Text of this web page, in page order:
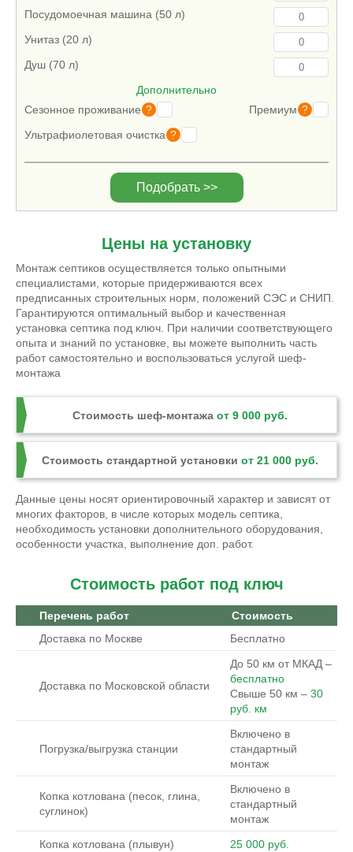
Посудомоечная машина (50 л)
Унитаз (20 л)
Душ (70 л)
Дополнительно
Сезонное проживание ? Премиум ?
Ультрафиолетовая очистка ?
Подобрать >>
Цены на установку
Монтаж септиков осуществляется только опытными
специалистами, которые придерживаются всех
предписанных строительных норм, положений СЭС и СНИП.
Гарантируются оптимальный выбор и качественная
установка септика под ключ. При наличии соответствующего
опыта и знаний по установке, вы можете выполнить часть
работ самостоятельно и воспользоваться услугой шеф-
монтажа
Стоимость шеф-монтажаот 9 000 руб.
Стоимость стандартной установки от 21 000 руб.
Данные цены носят ориентировочный характер и зависят от
многих факторов, в числе которых модель септика,
необходимость установки дополнительного оборудования,
особенности участка, выполнение доп. работ.
Стоимость работ под ключ
Перечень работ
Стоимость
Доставка по Москве
Бесплатно
Доставка по Московской области
До 50 км от МКАД –
бесплатно
Свыше 50 км – 30
руб. км
Погрузка/выгрузка станции
Включено в
стандартный
монтаж
Копка котлована (песок, глина,
суглинок)
Включено в
стандартный
монтаж
Копка котлована (плывун)
25 000 руб.